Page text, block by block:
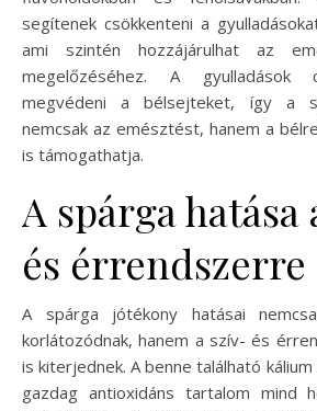
segítenek csökkenteni a
ami szintén hozzájárulhat az
megelőzéséhez. A gyulladások
megvédeni a bélsejteket, így a
nemcsak az emésztést, hanem a
is támogathatja.
A spárga hatása
és érrendszerre
A spárga jótékony hatásai
korlátozódnak, hanem a szív- és
is kiterjednek. A benne található
gazdag antioxidáns tartalom mind